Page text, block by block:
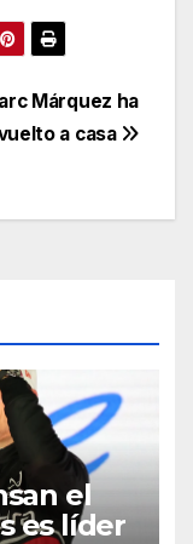
Márquez ha
a casa
el
es líder